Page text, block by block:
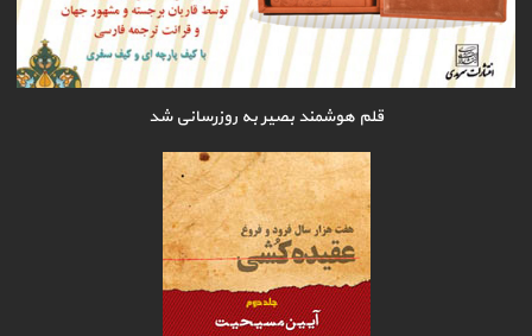
قلم هوشمند بصیر به روزرسانی شد